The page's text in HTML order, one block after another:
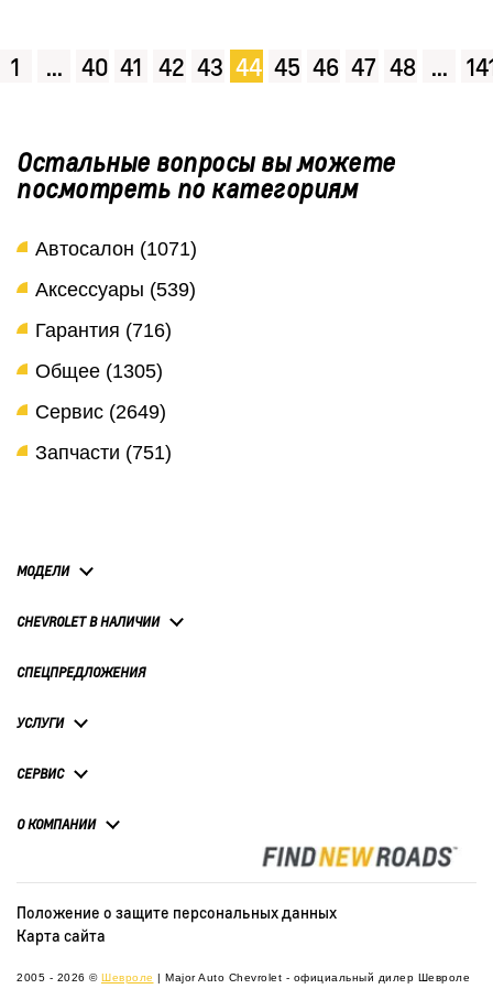
1 ... 40 41 42 43 44 45 46 47 48 ...
Остальные вопросы вы можете
посмотреть по категориям
Автосалон (1071)
Аксессуары (539)
Гарантия (716)
Общее (1305)
Сервис (2649)
Запчасти (751)
МОДЕЛИ
CHEVROLET В НАЛИЧИИ
СПЕЦПРЕДЛОЖЕНИЯ
УСЛУГИ
СЕРВИС
О КОМПАНИИ
Положение о защите персональных данных
Карта сайта
2005 - 2026 © Шевроле | Major Auto Chevrolet - официальный дилер Шевроле